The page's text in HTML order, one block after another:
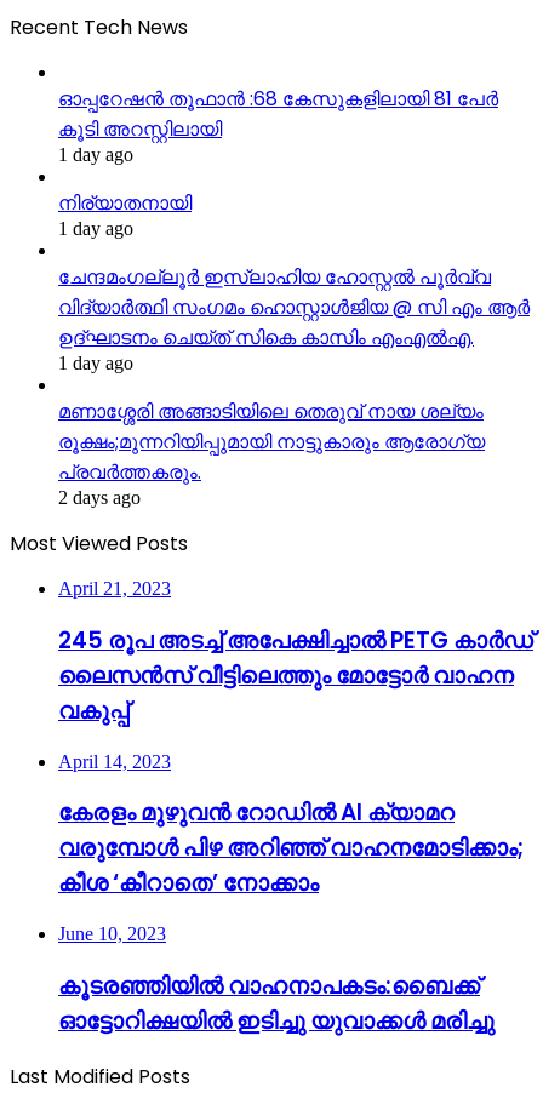
Recent Tech News
ഓപ്പറേഷന്‍ തൂഫാൻ :68 കേസുകളിലായി 81 പേര്‍
കൂടി അറസ്റ്റിലായി
1 day ago
നിര്യാതനായി
1 day ago
ചേന്ദമംഗല്ലൂർ ഇസ്‌ലാഹിയ ഹോസ്റ്റൽ പൂർവ്വ
വിദ്യാർത്ഥി സംഗമം ഹൊസ്റ്റാൾജിയ @ സി എം ആർ
ഉദ്ഘാടനം ചെയ്ത് സികെ കാസിം എംഎൽഎ.
1 day ago
മണാശ്ശേരി അങ്ങാടിയിലെ തെരുവ് നായ ശല്യം
രൂക്ഷം;മുന്നറിയിപ്പുമായി നാട്ടുകാരും ആരോഗ്യ
പ്രവർത്തകരും.
2 days ago
Most Viewed Posts
April 21, 2023
245 രൂപ അടച്ച് അപേക്ഷിച്ചാൽ PETG കാർഡ്
ലൈസൻസ് വീട്ടിലെത്തും മോട്ടോർ വാഹന
വകുപ്പ്
April 14, 2023
കേരളം മുഴുവന്‍ റോഡില്‍ AI ക്യാമറ
വരുമ്പോള്‍ പിഴ അറിഞ്ഞ് വാഹനമോടിക്കാം;
കീശ ‘കീറാതെ’ നോക്കാം
June 10, 2023
കൂടരഞ്ഞിയിൽ വാഹനാപകടം:ബൈക്ക്
ഓട്ടോറിക്ഷയിൽ ഇടിച്ചു യുവാക്കൾ മരിച്ചു
Last Modified Posts